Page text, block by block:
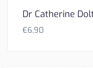
Dr Catherine
€6,90